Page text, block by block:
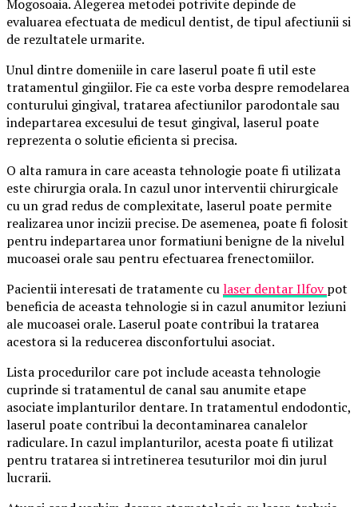
Mogosoaia. Alegerea metodei potrivite depinde de
evaluarea efectuata de medicul dentist, de tipul afectiunii si
de rezultatele urmarite.
Unul dintre domeniile in care laserul poate fi util este
tratamentul gingiilor. Fie ca este vorba despre remodelarea
conturului gingival, tratarea afectiunilor parodontale sau
indepartarea excesului de tesut gingival, laserul poate
reprezenta o solutie eficienta si precisa.
O alta ramura in care aceasta tehnologie poate fi utilizata
este chirurgia orala. In cazul unor interventii chirurgicale
cu un grad redus de complexitate, laserul poate permite
realizarea unor incizii precise. De asemenea, poate fi folosit
pentru indepartarea unor formatiuni benigne de la nivelul
mucoasei orale sau pentru efectuarea frenectomiilor.
Pacientii interesati de tratamente culaser dentar Ilfovpot
beneficia de aceasta tehnologie si in cazul anumitor leziuni
ale mucoasei orale. Laserul poate contribui la tratarea
acestora si la reducerea disconfortului asociat.
Lista procedurilor care pot include aceasta tehnologie
cuprinde si tratamentul de canal sau anumite etape
asociate implanturilor dentare. In tratamentul endodontic,
laserul poate contribui la decontaminarea canalelor
radiculare. In cazul implanturilor, acesta poate fi utilizat
pentru tratarea si intretinerea tesuturilor moi din jurul
lucrarii.